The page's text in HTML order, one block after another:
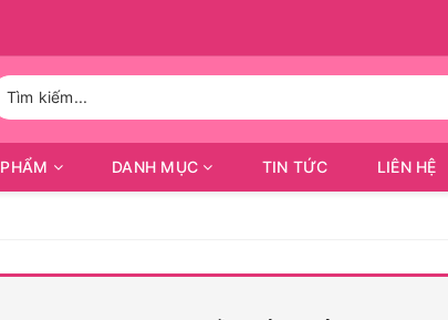
DANH MỤC TIN TỨC LIÊN HỆ